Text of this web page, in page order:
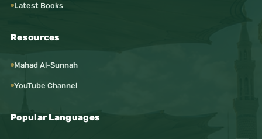
Latest Books
Resources
Mahad Al-Sunnah
YouTube Channel
Popular Languages